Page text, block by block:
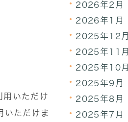
いただけ
いただけま
2026年2月
2026年1月
2025年12月
2025年11月
2025年10月
2025年9月
2025年8月
2025年7月